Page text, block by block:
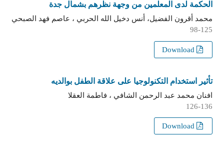
الحكمة لدى المعلمين من وجهة نظرهم بشمال جدة
محمد أقرون الفضيل، أنس دخيل الله الحربي ، عاصم فهد الصبحي
98-125
تأثير استخدام التكنولوجيا على علاقة الطفل بوالديه
افنان محمد عبد الرحمن الشافي ، فاطمة العقلا
126-136